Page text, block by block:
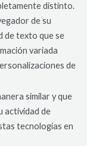
distinto.
de su
de texto que se
variada
de
similar y que
actividad de
tecnologías en